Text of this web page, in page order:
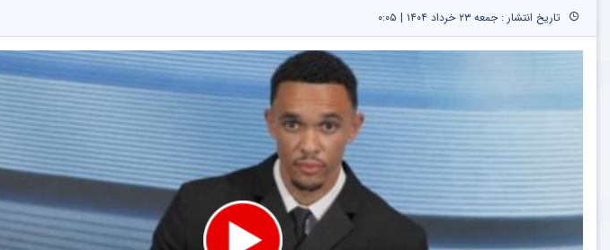
تاریخ انتشار : جمعه ۲۳ خرداد ۱۴۰۴ | ۰:۰۵